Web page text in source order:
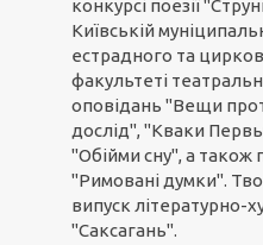
конкурсі поезії
Київській
естрадного та
факультеті
оповідань "Вещи
дослід", "Кваки
"Обійми сну", а також
"Римовані думки".
випуск літературно-
"Саксагань".